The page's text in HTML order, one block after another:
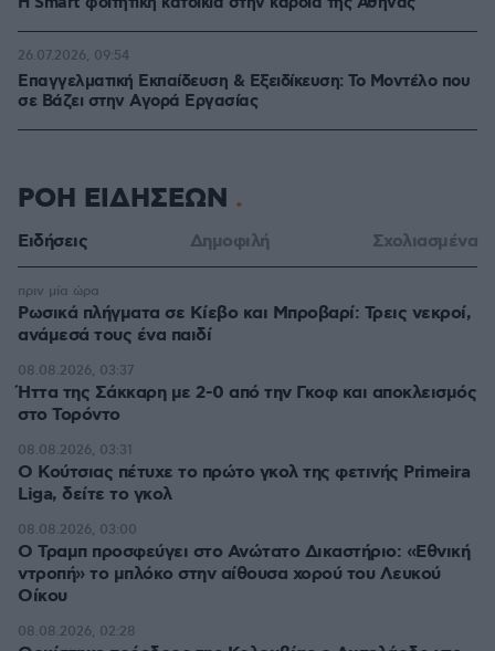
Επαγγελματική Εκπαίδευση & Εξειδίκευση: Το Mοντέλο που
σε Bάζει στην Aγορά Eργασίας
26.07.2026, 09:54
ΡΟΗ ΕΙΔΗΣΕΩΝ
Ειδήσεις Δημοφιλή Σχολιασμένα
Ρωσικά πλήγματα σε Κίεβο και Μπροβαρί: Τρεις νεκροί,
ανάμεσά τους ένα παιδί
πριν μία ώρα
Ήττα της Σάκκαρη με 2-0 από την Γκοφ και αποκλεισμός
στο Τορόντο
08.08.2026, 03:37
Ο Κούτσιας πέτυχε το πρώτο γκολ της φετινής Primeira
Liga, δείτε το γκολ
08.08.2026, 03:31
Ο Τραμπ προσφεύγει στο Ανώτατο Δικαστήριο: «Εθνική
ντροπή» το μπλόκο στην αίθουσα χορού του Λευκού
Οίκου
08.08.2026, 03:00
08.08.2026, 02:28